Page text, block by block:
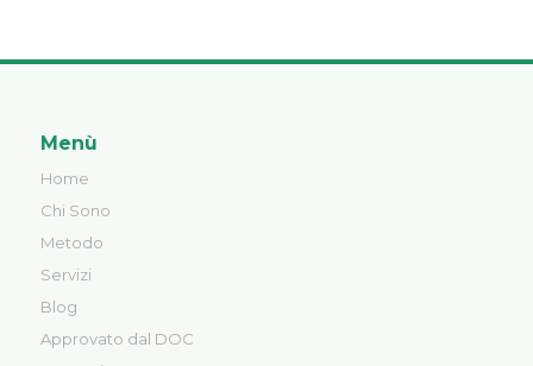
Menù
Home
Chi Sono
Metodo
Servizi
Blog
Approvato dal DOC